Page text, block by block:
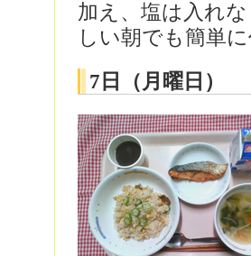
加え、塩は入れ
しい朝でも簡単
7日（月曜日）